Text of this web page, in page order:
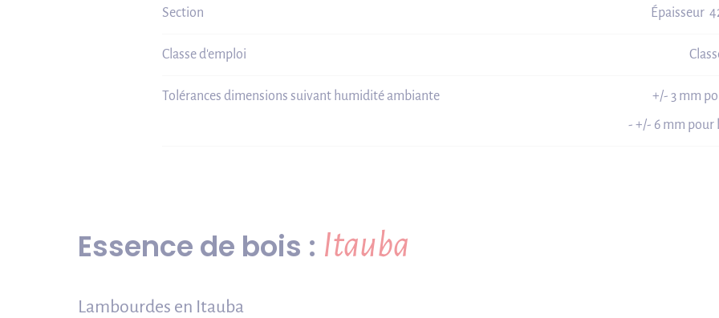
Section Épaisseur
Classe d'emploi
Tolérances dimensions suivant humidité ambiante
+/- 3 mm
- +/- 6 mm pour
Essence de bois : Itauba
Lambourdes en Itauba